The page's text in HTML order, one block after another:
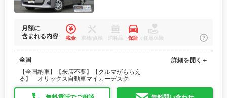
月額に
含まれる内容
税金 車検/点検 消耗品 保証 任意保険
全国
【全国納車】【来店不要】【クルマがもらえ
る】 オリックス自動車マイカーデスク
詳細を開く＋